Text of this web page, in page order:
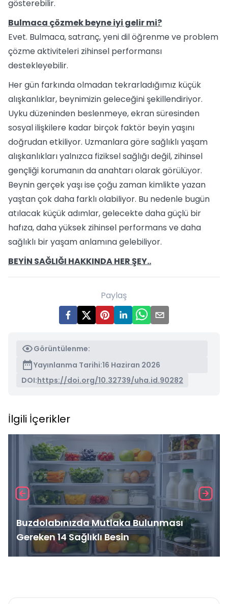
gösterebilir.
Bulmaca çözmek beyne iyi gelir mi?
Evet. Bulmaca, satranç, yeni dil öğrenme ve problem
çözme aktiviteleri zihinsel performansı
destekleyebilir.
Her gün farkında olmadan tekrarladığımız küçük
alışkanlıklar, beynimizin geleceğini şekillendiriyor.
Uyku düzeninden beslenmeye, ekran süresinden
sosyal ilişkilere kadar birçok faktör beyin yaşını
doğrudan etkiliyor. Uzmanlara göre sağlıklı yaşam
alışkanlıkları yalnızca fiziksel sağlığı değil, zihinsel
gençliği korumanın da anahtarı olarak görülüyor.
Beynin gerçek yaşı ise çoğu zaman kimlikte yazan
yaştan çok daha farklı olabiliyor. Bu nedenle bugün
atılacak küçük adımlar, gelecekte daha güçlü bir
hafıza, daha yüksek zihinsel performans ve daha
sağlıklı bir yaşam anlamına gelebiliyor.
BEYİN SAĞLIĞI HAKKINDA HER ŞEY..
Paylaş
Görüntülenme:
Yayınlanma Tarihi:16 Haziran 2026
DOI:https://doi.org/10.32739/uha.id.90282
İlgili İçerikler
Buzdolabınızda Mutlaka Bulunması
Gereken 14 Sağlıklı Besin